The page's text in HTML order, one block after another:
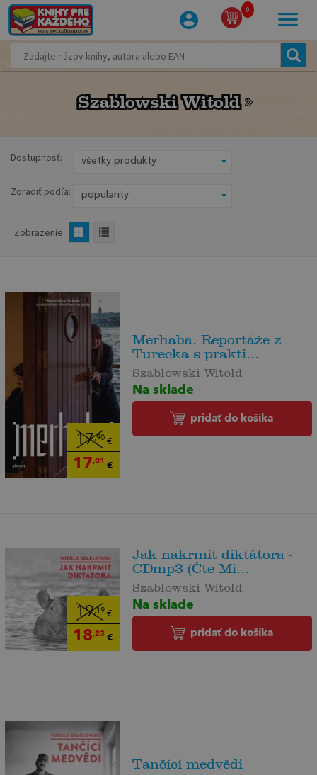
0
Szablowski Witold
Szablowski Witold
Dostupnosť:
Zoradiť podľa:
Zobrazenie
17,90€
17,01 €
Merhaba. Reportáže z
Turecka s prakti...
Szablowski Witold
Na sklade
pridať do košíka
19,19 €
18,23€
Jak nakrmit diktátora -
CDmp3 (Čte Mi...
Szablowski Witold
Na sklade
pridať do košíka
Tančící medvědi